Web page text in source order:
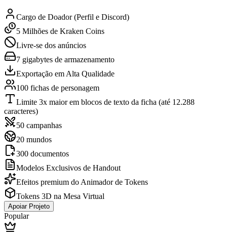
Cargo de Doador (Perfil e Discord)
5 Milhões de Kraken Coins
Livre-se dos anúncios
7 gigabytes de armazenamento
Exportação em Alta Qualidade
100 fichas de personagem
Limite 3x maior em blocos de texto da ficha (até 12.288
caracteres)
50 campanhas
20 mundos
300 documentos
Modelos Exclusivos de Handout
Efeitos premium do Animador de Tokens
Tokens 3D na Mesa Virtual
Apoiar Projeto
Popular